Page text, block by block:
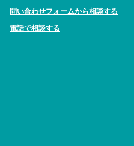
問い合わせフォームから相談する
電話で相談する